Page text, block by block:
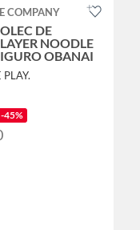
COMPANY
DE
NOODLE
OBANAI
PLAY.
-45%